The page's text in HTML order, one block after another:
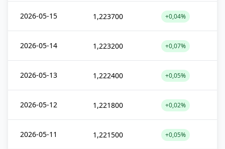
2026-05-15 1,223700 +0,04%
2026-05-14 1,223200 +0,07%
2026-05-13 1,222400 +0,05%
2026-05-12 1,221800 +0,02%
2026-05-11 1,221500 +0,05%